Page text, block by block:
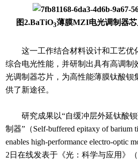
图2.BaTiO3薄膜MZI电光调制器
这一工作结合材料设计和工艺优
综合电光性能，并研制出具有高调制
光调制器芯片，为高性能薄膜钛酸钡
供了新途径。
研究成果以“自缓冲层外延钛酸
制器”（Self-buffered epitaxy of barium
enables high-performance electro-optic
2日在线发表于《光：科学与应用》（